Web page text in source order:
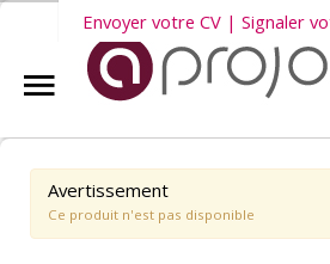
Accueil
Aprojob ?
Entreprises
Envoyer votre CV | Signaler
Avertissement
Ce produit n'est pas disponible